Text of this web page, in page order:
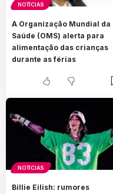
NOTÍCIAS
A Organização Mundial da
Saúde (OMS) alerta para
alimentação das crianças
durante as férias
NOTÍCIAS
Billie Eilish: rumores